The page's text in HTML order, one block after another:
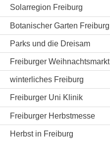
Solarregion Freiburg
Botanischer Garten Freiburg
Parks und die Dreisam
Freiburger Weihnachtsmarkt
winterliches Freiburg
Freiburger Uni Klinik
Freiburger Herbstmesse
Herbst in Freiburg